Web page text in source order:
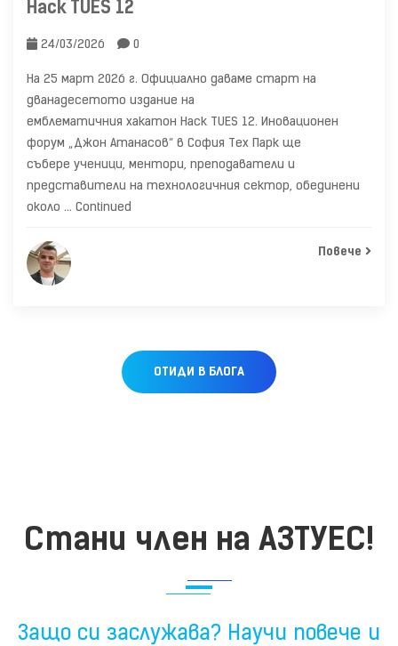
Hack TUES 12
24/03/2026 0
На 25 март 2026 г. Официално даваме старт на
дванадесетото издание на
емблематичния хакатон Hack TUES 12. Иновационен
форум „Джон Атанасов“ в София Тех Парк ще
събере ученици, ментори, преподаватели и
представители на технологичния сектор, обединени
около … Continued
Повече
ОТИДИ В БЛОГА
Стани член на АЗТУЕС!
Защо си заслужава? Научи повече и